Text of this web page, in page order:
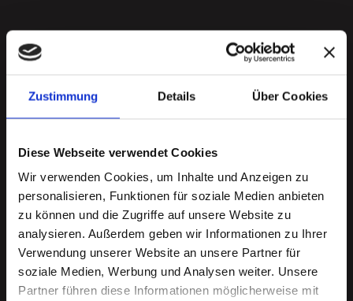
Zustimmung Details Über Cookies
Diese Webseite verwendet Cookies
Wir verwenden Cookies, um Inhalte und Anzeigen zu
personalisieren, Funktionen für soziale Medien anbieten
zu können und die Zugriffe auf unsere Website zu
analysieren. Außerdem geben wir Informationen zu Ihrer
Verwendung unserer Website an unsere Partner für
soziale Medien, Werbung und Analysen weiter. Unsere
Partner führen diese Informationen möglicherweise mit
Office Technik.